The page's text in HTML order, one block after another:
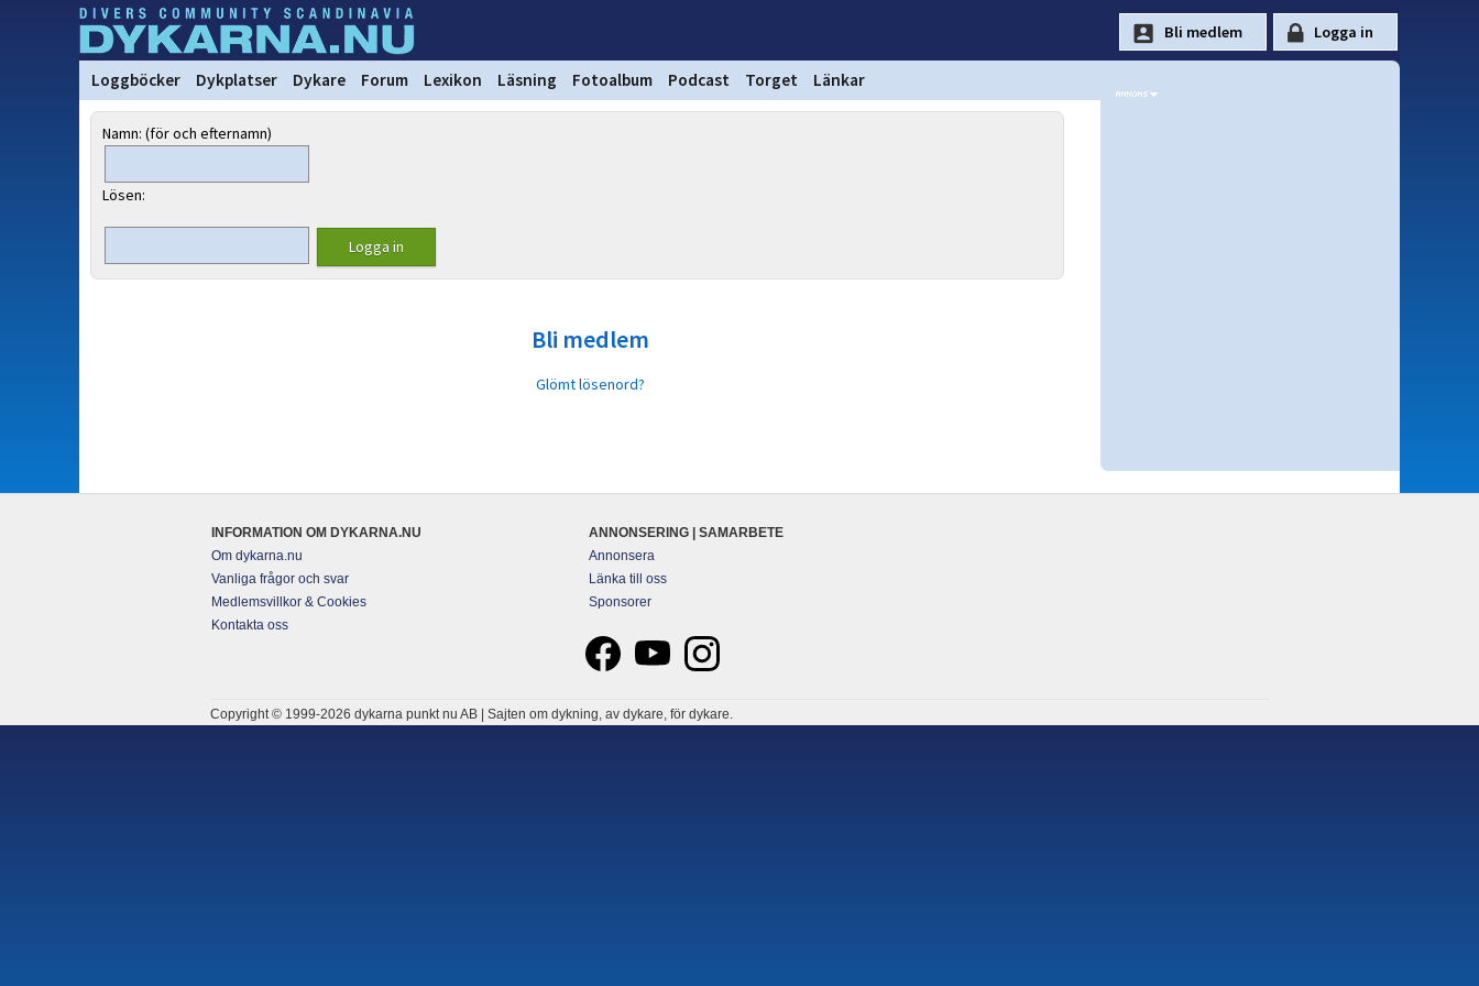
Loggböcker Dykplatser Dykare Forum Lexikon Läsning Fotoalbum Podcast Torget Länkar
Namn: (för och efternamn)
Lösen:
Bli medlem
Glömt lösenord?
INFORMATION OM DYKARNA.NU
Om dykarna.nu
Vanliga frågor och svar
Medlemsvillkor & Cookies
Kontakta oss
ANNONSERING | SAMARBETE
Annonsera
Länka till oss
Sponsorer
Copyright © 1999-2026 dykarna punkt nu AB | Sajten om dykning, av dykare, för dykare.